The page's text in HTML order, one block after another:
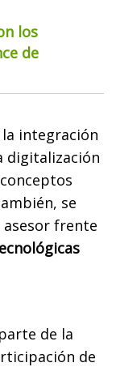
los
de
integración
digitalización
se
frente
de la
de